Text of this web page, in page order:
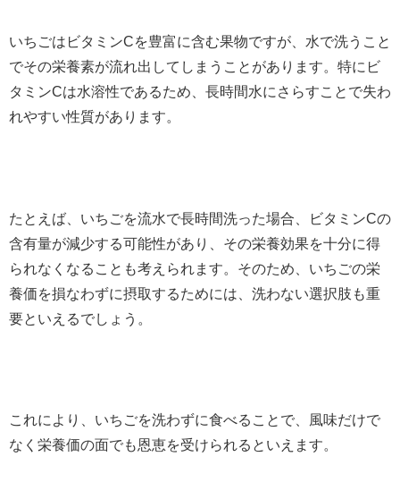
いちごはビタミンCを豊富に含む果物ですが、水で洗うこと
でその栄養素が流れ出してしまうことがあります。特にビ
タミンCは水溶性であるため、長時間水にさらすことで失わ
れやすい性質があります。
たとえば、いちごを流水で長時間洗った場合、ビタミンCの
含有量が減少する可能性があり、その栄養効果を十分に得
られなくなることも考えられます。そのため、いちごの栄
養価を損なわずに摂取するためには、洗わない選択肢も重
要といえるでしょう。
これにより、いちごを洗わずに食べることで、風味だけで
なく栄養価の面でも恩恵を受けられるといえます。